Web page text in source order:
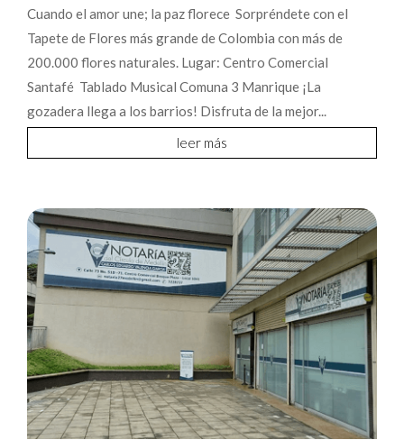
Cuando el amor une; la paz florece Sorpréndete con el
Tapete de Flores más grande de Colombia con más de
200.000 flores naturales. Lugar: Centro Comercial
Santafé Tablado Musical Comuna 3 Manrique ¡La
gozadera llega a los barrios! Disfruta de la mejor...
leer más